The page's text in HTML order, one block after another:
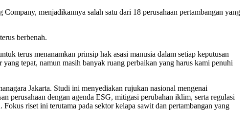
menjadikannya salah satu dari 18 perusahaan pertambangan yang
berbenah.
terus menanamkan prinsip hak asasi manusia dalam setiap keputusan
tepat, namun masih banyak ruang perbaikan yang harus kami penuhi
Jakarta. Studi ini menyediakan rujukan nasional mengenai
dengan agenda ESG, mitigasi perubahan iklim, serta regulasi
riset ini terutama pada sektor kelapa sawit dan pertambangan yang